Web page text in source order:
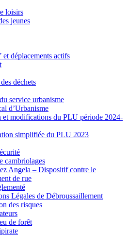
loisirs
jeunes
et déplacements actifs
déchets
service urbanisme
d’Urbanisme
et modifications du PLU période 2024-
simplifiée du PLU 2023
cambriolages
Angela – Dispositif contre le
de rue
Légales de Débroussaillement
des risques
de forêt